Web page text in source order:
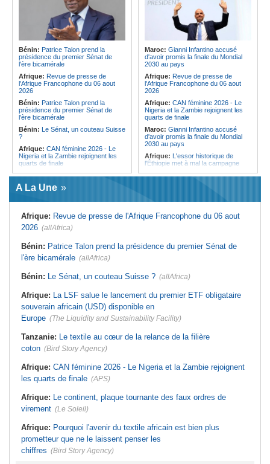
Congo-Kinshasa:RDC - Félix
Tshisekedi place le CEFOCK au
coeur de bataille de l'appropriation
du Génocost !
Congo-Kinshasa: Matadi - Le
Kongo Central lance la campagne
de sensibilisation au deuxième
Recensement général de la
population et de l'habitat
Congo-Kinshasa: Le VPM Shabani
remet aux organisations politiques la
directive ministérielle de l'année
politique 2026
Congo-Kinshasa:Gratien de
Saint-Nicolas Iracan - « Je ne
soutiendrai jamais un dialogue
destiné au partage du pouvoir ou à
la légitimation des groupes armés »
une zone tampon dans le cadre
d'une nouvelle guerre par
procuration
Ethiopie:Le Premier ministre Abiy
inaugure le nouveau terminal de
l'aéroport international de Bahir Dar
Afrique:La Croix-Rouge
éthiopienne appelle à une
mobilisation accrue des ressources
locales en Afrique
Afrique de l'Est:
les moyens, entraver la coopération
équitable par tous les moyens
Bénin: Patrice Talon prend la
présidence du premier Sénat de
l'ère bicamérale
Afrique: Revue de presse de
l'Afrique Francophone du 06 aout
2026
Bénin: Patrice Talon prend la
présidence du premier Sénat de
l'ère bicamérale
Bénin: Le Sénat, un couteau Suisse
?
Afrique: CAN féminine 2026 - Le
Nigeria et la Zambie rejoignent les
quarts de finale
Afrique:Le continent, plaque
tournante des faux ordres de
virement
Mali:Achat d'un avion présidentiel -
condamnation de l'ex-ministre de
l'Économie
France la restitution du crâne de
Bokar Biro et de trois de ses
proches
premier président
l'environnement - La Roots Wild
Foundation distinguée au Grand Prix
Nelson Mandela
Maroc: Gianni Infantino accusé
d'avoir promis la finale du Mondial
2030 au pays
Afrique: Revue de presse de
l'Afrique Francophone du 06 aout
2026
Afrique: CAN féminine 2026 - Le
Nigeria et la Zambie rejoignent les
quarts de finale
Maroc: Gianni Infantino accusé
d'avoir promis la finale du Mondial
2030 au pays
Afrique: L'essor historique de
l'Éthiopie met à mal la campagne
blessés dans un grave accident de
calcinée à Moknine après le
rétablissement du courant
premier tour, le Club Africain hérite
Tunisie:Crise sanitaire au pays -
incontrôlable d'Ebola
A La Une
Afrique: Revue de presse de l'Afrique Francophone du 06 aout
2026 (allAfrica)
Bénin: Patrice Talon prend la présidence du premier Sénat de
l'ère bicamérale (allAfrica)
Bénin: Le Sénat, un couteau Suisse ? (allAfrica)
Afrique: La LSF salue le lancement du premier ETF obligataire
souverain africain (USD) disponible en
Europe (The Liquidity and Sustainability Facility)
Tanzanie: Le textile au cœur de la relance de la filière
coton (Bird Story Agency)
Afrique: CAN féminine 2026 - Le Nigeria et la Zambie rejoignent
les quarts de finale (APS)
Afrique: Le continent, plaque tournante des faux ordres de
virement (Le Soleil)
Afrique: Pourquoi l'avenir du textile africain est bien plus
prometteur que ne le laissent penser les
chiffres (Bird Story Agency)